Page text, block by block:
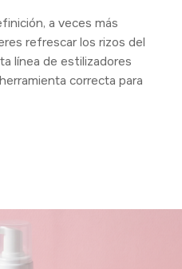
a veces más
refrescar los rizos del
línea de estilizadores
correcta para